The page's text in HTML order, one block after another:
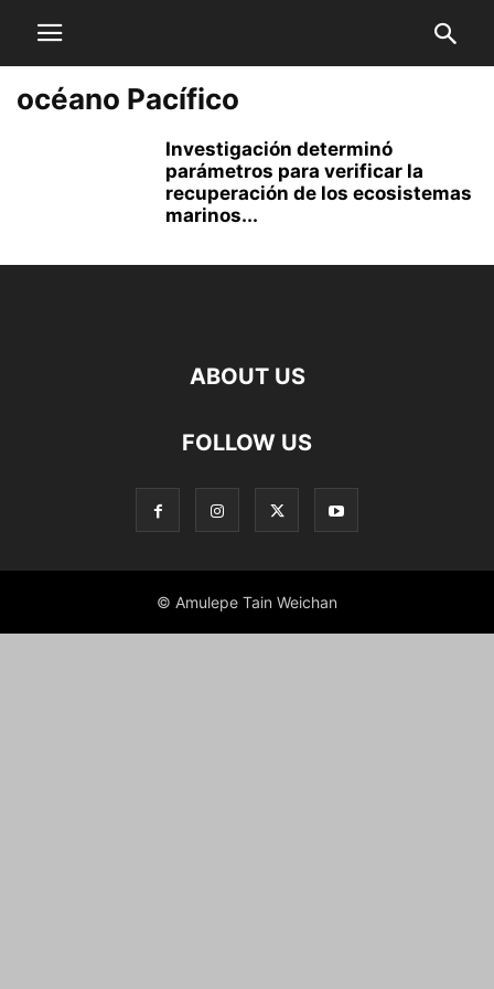
océano Pacífico
Investigación determinó
parámetros para verificar la
recuperación de los ecosistemas
marinos...
ABOUT US
FOLLOW US
© Amulepe Tain Weichan